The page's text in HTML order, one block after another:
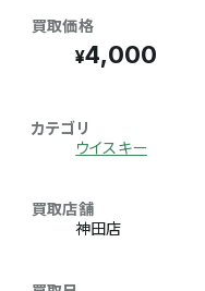
買取価格
4,000
カテゴリ
ウイスキー
買取店舗
神田店